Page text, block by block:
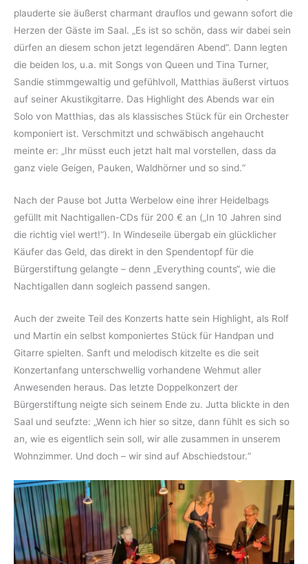
plauderte sie äußerst charmant drauflos und gewann sofort die
Herzen der Gäste im Saal. „Es ist so schön, dass wir dabei sein
dürfen an diesem schon jetzt legendären Abend“. Dann legten
die beiden los, u.a. mit Songs von Queen und Tina Turner,
Sandie stimmgewaltig und gefühlvoll, Matthias äußerst virtuos
auf seiner Akustikgitarre. Das Highlight des Abends war ein
Solo von Matthias, das als klassisches Stück für ein Orchester
komponiert ist. Verschmitzt und schwäbisch angehaucht
meinte er: „Ihr müsst euch jetzt halt mal vorstellen, dass da
ganz viele Geigen, Pauken, Waldhörner und so sind.“
Nach der Pause bot Jutta Werbelow eine ihrer Heidelbags
gefüllt mit Nachtigallen-CDs für 200 € an („In 10 Jahren sind
die richtig viel wert!“). In Windeseile übergab ein glücklicher
Käufer das Geld, das direkt in den Spendentopf für die
Bürgerstiftung gelangte – denn „Everything counts“, wie die
Nachtigallen dann sogleich passend sangen.
Auch der zweite Teil des Konzerts hatte sein Highlight, als Rolf
und Martin ein selbst komponiertes Stück für Handpan und
Gitarre spielten. Sanft und melodisch kitzelte es die seit
Konzertanfang unterschwellig vorhandene Wehmut aller
Anwesenden heraus. Das letzte Doppelkonzert der
Bürgerstiftung neigte sich seinem Ende zu. Jutta blickte in den
Saal und seufzte: „Wenn ich hier so sitze, dann fühlt es sich so
an, wie es eigentlich sein soll, wir alle zusammen in unserem
Wohnzimmer. Und doch – wir sind auf Abschiedstour.“